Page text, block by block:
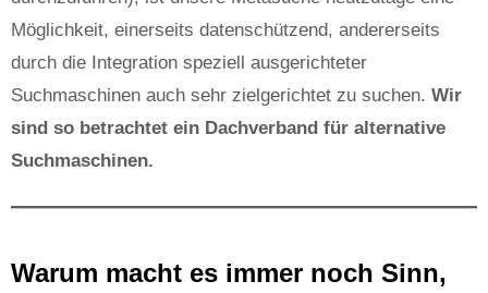
Möglichkeit, einerseits datenschützend, andererseits
durch die Integration speziell ausgerichteter
Suchmaschinen auch sehr zielgerichtet zu suchen. Wir
sind so betrachtet ein Dachverband für alternative
Suchmaschinen.
Warum macht es immer noch Sinn,